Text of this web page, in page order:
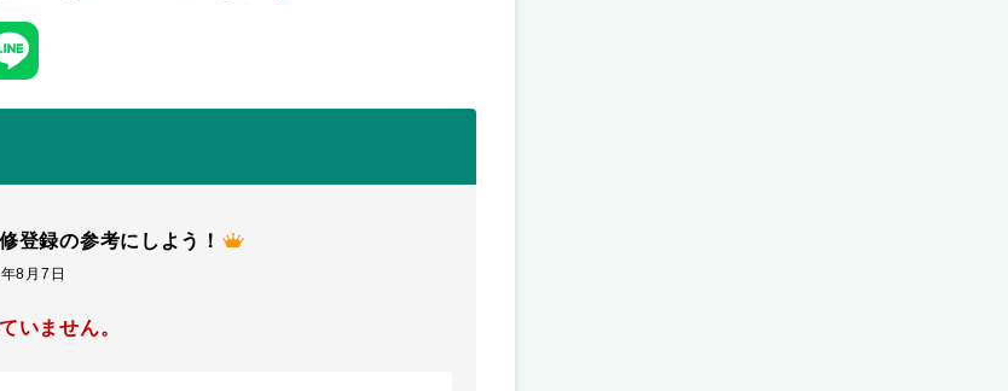
登録の参考にしよう！
8月7日
いません。